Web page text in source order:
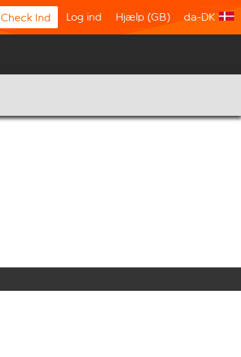
Check Ind Log ind Hjælp (GB) da-DK